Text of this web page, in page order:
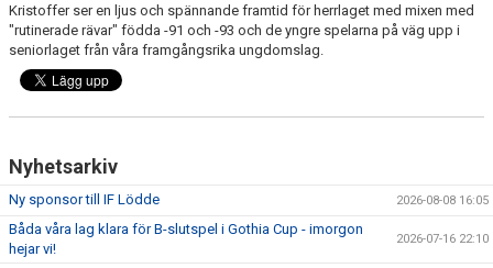
Kristoffer ser en ljus och spännande framtid för herrlaget med mixen med
"rutinerade rävar" födda -91 och -93 och de yngre spelarna på väg upp i
seniorlaget från våra framgångsrika ungdomslag.
Nyhetsarkiv
Ny sponsor till IF Lödde 2026-08-08 16:05
Båda våra lag klara för B-slutspel i Gothia Cup - imorgon
hejar vi!
2026-07-16 22:10